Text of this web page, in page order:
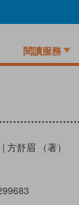
閱讀服務
| 方舒眉 （著）